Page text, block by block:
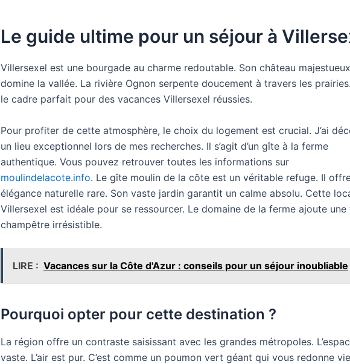
Le guide ultime pour un séjour à
Villersexel est une bourgade au charme redoutable. Son château majestueux
domine la vallée. La rivière Ognon serpente doucement à travers les prairies.
le cadre parfait pour des vacances Villersexel réussies.
Pour profiter de cette atmosphère, le choix du logement est crucial. J’ai
un lieu exceptionnel lors de mes recherches. Il s’agit d’un gîte à la ferme
authentique. Vous pouvez retrouver toutes les informations sur
moulindelacote.info. Le gîte moulin de la côte est un véritable refuge. Il
élégance naturelle rare. Son vaste jardin garantit un calme absolu. Cette
Villersexel est idéale pour se ressourcer. Le domaine de la ferme ajoute une
champêtre irrésistible.
LIRE : Vacances sur la Côte d'Azur : conseils pour un séjour inoubliable
Pourquoi opter pour cette destination ?
La région offre un contraste saisissant avec les grandes métropoles.
vaste. L’air est pur. C’est comme un poumon vert géant qui vous redonne